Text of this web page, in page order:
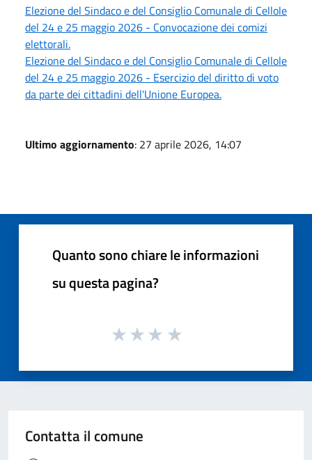
Elezione del Sindaco e del Consiglio Comunale di Cellole
del 24 e 25 maggio 2026 - Convocazione dei comizi
elettorali.
Elezione del Sindaco e del Consiglio Comunale di Cellole
del 24 e 25 maggio 2026 - Esercizio del diritto di voto
da parte dei cittadini dell'Unione Europea.
Ultimo aggiornamento: 27 aprile 2026, 14:07
Quanto sono chiare le informazioni
su questa pagina?
Contatta il comune